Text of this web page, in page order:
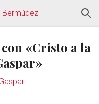
Bermúdez
«Cristo a la